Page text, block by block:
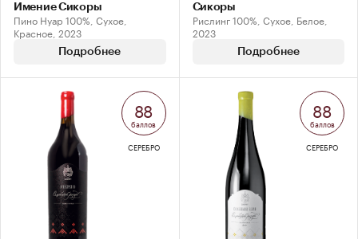
Имение Сикоры
Пино Нуар 100%, Сухое,
Красное, 2023
Подробнее
Сикоры
Рислинг 100%, Сухое, Белое,
2023
Подробнее
88
баллов
СЕРЕБРО
88
баллов
СЕРЕБРО